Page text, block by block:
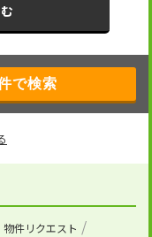
物件リクエスト